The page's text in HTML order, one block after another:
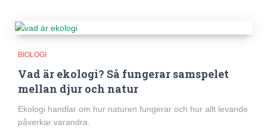
BIOLOGI
Vad är ekologi? Så fungerar samspelet
mellan djur och natur
Ekologi handlar om hur naturen fungerar och hur allt levande
påverkar varandra.